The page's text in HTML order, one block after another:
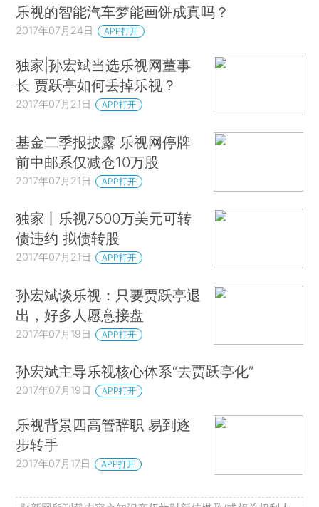
乐视的智能汽车梦能画饼成真吗？
2017年07月24日 APP打开
独家|孙宏斌当选乐视网董事
长 贾跃亭如何丢掉乐视？
2017年07月21日 APP打开
基金二季报披露 乐视网停牌
前中邮系仅减仓10万股
2017年07月21日 APP打开
独家丨乐视7500万美元可转
债违约 拟债转股
2017年07月21日 APP打开
孙宏斌谈乐视：只要贾跃亭退
出，好多人愿意接盘
2017年07月19日 APP打开
孙宏斌主导乐视核心体系“去贾跃亭化”
2017年07月19日 APP打开
乐视背景四高管辞职 易到逐
步转手
2017年07月17日 APP打开